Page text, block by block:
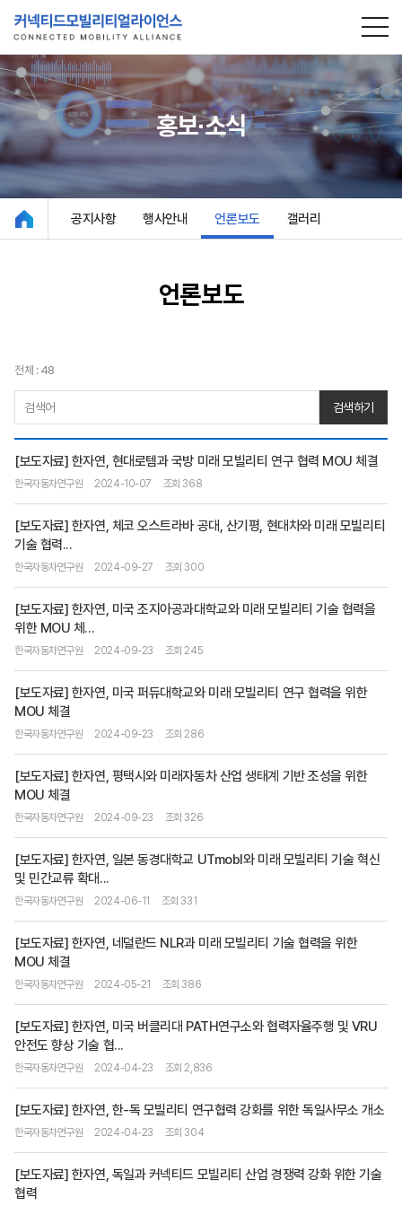
홍보∙소식
공지사항 행사안내 언론보도 갤러리
언론보도
전체 : 48
검색하기
[보도자료] 한자연, 현대로템과 국방 미래 모빌리티 연구 협력 MOU 체결
한국자동차연구원 2024-10-07 조회 368
[보도자료] 한자연, 체코 오스트라바 공대, 산기평, 현대차와 미래 모빌리티
기술 협력...
한국자동차연구원 2024-09-27 조회 300
[보도자료] 한자연, 미국 조지아공과대학교와 미래 모빌리티 기술 협력을
위한 MOU 체...
한국자동차연구원 2024-09-23 조회 245
[보도자료] 한자연, 미국 퍼듀대학교와 미래 모빌리티 연구 협력을 위한
MOU 체결
한국자동차연구원 2024-09-23 조회 286
[보도자료] 한자연, 평택시와 미래자동차 산업 생태계 기반 조성을 위한
MOU 체결
한국자동차연구원 2024-09-23 조회 326
[보도자료] 한자연, 일본 동경대학교 UTmobI와 미래 모빌리티 기술 혁신
및 민간교류 확대...
한국자동차연구원 2024-06-11 조회 331
[보도자료] 한자연, 네덜란드 NLR과 미래 모빌리티 기술 협력을 위한
MOU 체결
한국자동차연구원 2024-05-21 조회 386
[보도자료] 한자연, 미국 버클리대 PATH연구소와 협력자율주행 및 VRU
안전도 향상 기술 협...
한국자동차연구원 2024-04-23 조회 2,836
[보도자료] 한자연, 한-독 모빌리티 연구협력 강화를 위한 독일사무소 개소
한국자동차연구원 2024-04-23 조회 304
[보도자료] 한자연, 독일과 커넥티드 모빌리티 산업 경쟁력 강화 위한 기술
협력